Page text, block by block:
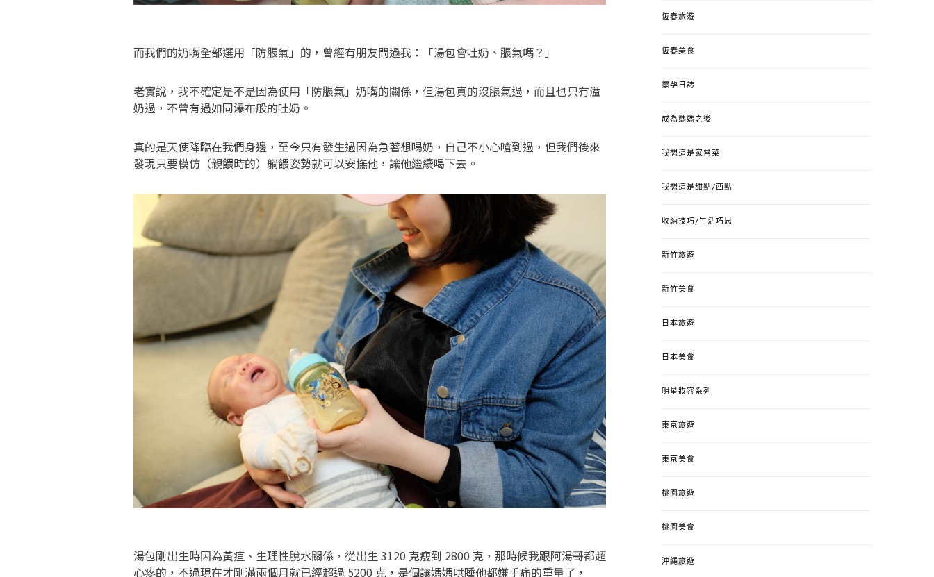
而我們的奶嘴全部選用「防脹氣」的，曾經有朋友問過我：「湯包會吐奶、脹氣嗎？」
老實說，我不確定是不是因為使用「防脹氣」奶嘴的關係，但湯包真的沒脹氣過，而且也只有溢
奶過，不曾有過如同瀑布般的吐奶。
真的是天使降臨在我們身邊，至今只有發生過因為急著想喝奶，自己不小心嗆到過，但我們後來
發現只要模仿（親餵時的）躺餵姿勢就可以安撫他，讓他繼續喝下去。
湯包剛出生時因為黃疸、生理性脫水關係，從出生 3120 克瘦到 2800 克，那時候我跟阿湯哥都超
心疼的，不過現在才剛滿兩個月就已經超過 5200 克，是個讓媽媽哄睡他都嫌手痛的重量了，
恆春旅遊
恆春美食
懷孕日誌
成為媽媽之後
我想這是家常菜
我想這是甜點/西點
收納技巧/生活巧思
新竹旅遊
新竹美食
日本旅遊
日本美食
明星妝容系列
東京旅遊
東京美食
桃園旅遊
桃園美食
沖繩旅遊